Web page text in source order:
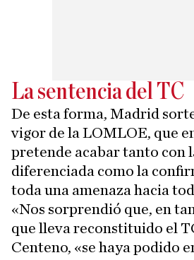
La sentencia del TC
De esta forma, Madrid
vigor de la LOMLOE, que
pretende acabar tanto con
diferenciada como la
toda una amenaza hacia
«Nos sorprendió que, en
que lleva reconstituido el
Centeno, «se haya podido